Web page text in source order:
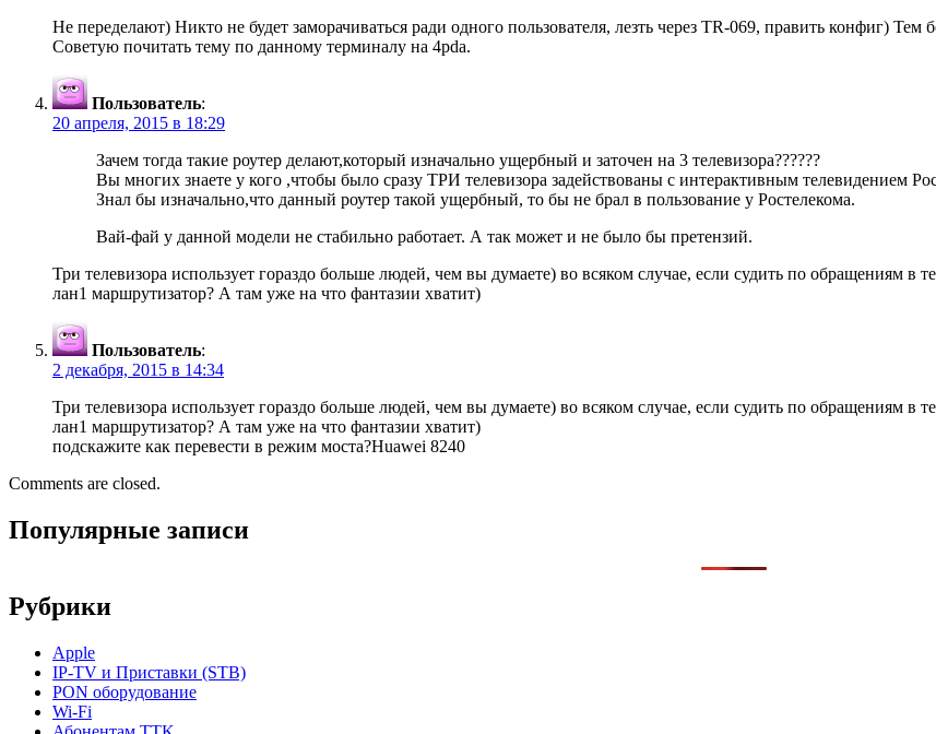
Не переделают) Никто не будет заморачиваться ради одного пользователя, лезть через TR-069, править конфиг)
Советую почитать тему по данному терминалу на 4pda.
Пользователь:
20 апреля, 2015 в 18:29
Зачем тогда такие роутер делают,который изначально ущербный и заточен на 3 телевизора??????
Вы многих знаете у кого ,чтобы было сразу ТРИ телевизора задействованы с интерактивным телевидением
Знал бы изначально,что данный роутер такой ущербный, то бы не брал в пользование у Ростелекома.
Вай-фай у данной модели не стабильно работает. А так может и не было бы претензий.
Три телевизора использует гораздо больше людей, чем вы думаете) во всяком случае, если судить по обращениям
лан1 маршрутизатор? А там уже на что фантазии хватит)
Пользователь:
2 декабря, 2015 в 14:34
Три телевизора использует гораздо больше людей, чем вы думаете) во всяком случае, если судить по обращениям
лан1 маршрутизатор? А там уже на что фантазии хватит)
подскажите как перевести в режим моста?Huawei 8240
Comments are closed.
Популярные записи
Рубрики
Apple
IP-TV и Приставки (STB)
PON оборудование
Wi-Fi